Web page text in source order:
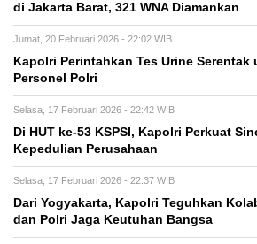
di Jakarta Barat, 321 WNA Diamankan
Jumat, 20 Februari 2026 - 22:02 WIB
Kapolri Perintahkan Tes Urine Serentak
Personel Polri
Selasa, 17 Februari 2026 - 22:42 WIB
Di HUT ke-53 KSPSI, Kapolri Perkuat
Kepedulian Perusahaan
Selasa, 17 Februari 2026 - 22:37 WIB
Dari Yogyakarta, Kapolri Teguhkan
dan Polri Jaga Keutuhan Bangsa